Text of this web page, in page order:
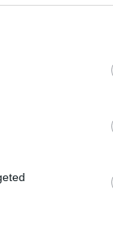
του
«το
στιγμή να
τις
που
του